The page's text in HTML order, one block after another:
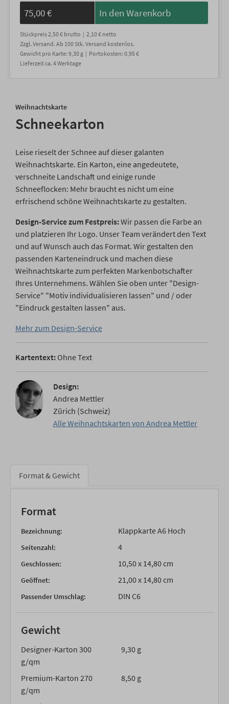
75,00 € In den Warenkorb
Stückpreis2,50 € brutto | 2,10 € netto
Zzgl. Versand. Ab 100 Stk. Versand kostenlos.
Gewicht pro Karte: 9,30 g | Portokosten: 0,95 €
Lieferzeitca. 4Werktage
Weihnachtskarte
Schneekarton
Leise rieselt der Schnee auf dieser galanten
Weihnachtskarte. Ein Karton, eine angedeutete,
verschneite Landschaft und einige runde
Schneeflocken: Mehr braucht es nicht um eine
erfrischend schöne Weihnachtskarte zu gestalten.
Design-Service zum Festpreis:Wir passen die Farbe an
und platzieren Ihr Logo. Unser Team verändert den Text
und auf Wunsch auch das Format. Wir gestalten den
passenden Karteneindruck und machen diese
Weihnachtskarte zum perfekten Markenbotschafter
Ihres Unternehmens. Wählen Sie oben unter "Design-
Service" "Motiv individualisieren lassen" und / oder
"Eindruck gestalten lassen" aus.
Mehr zum Design-Service
Kartentext: Ohne Text
Design:
Andrea Mettler
Zürich (Schweiz)
Alle Weihnachtskarten von Andrea Mettler
Format & Gewicht
Format
Bezeichnung: Klappkarte A6 Hoch
Seitenzahl: 4
Geschlossen: 10,50 x 14,80 cm
Geöffnet: 21,00 x 14,80 cm
Passender Umschlag: DIN C6
Gewicht
Designer-Karton 300
g/qm
9,30 g
Premium-Karton 270
g/qm
8,50 g